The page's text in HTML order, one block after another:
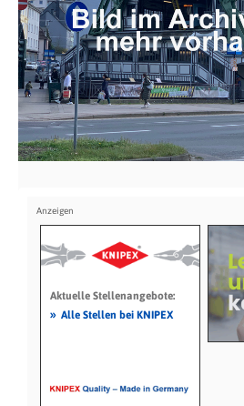
Aktuelle Stellenangebote:
» Alle Stellen bei KNIPEX